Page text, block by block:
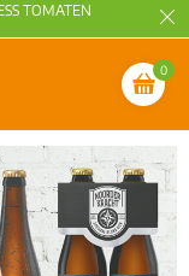
TOMATEN
0